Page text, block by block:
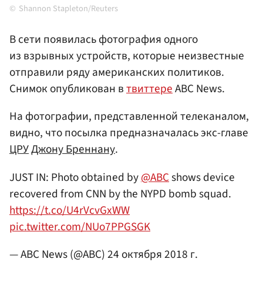
Shannon Stapleton/Reuters
В сети появилась фотография одного
из взрывных устройств, которые неизвестные
отправили ряду американских политиков.
Снимок опубликован втвиттереABC News.
На фотографии, представленной телеканалом,
видно, что посылка предназначалась экс-главе
ЦРУДжону Бреннану.
JUST IN: Photo obtained by@ABCshows device
recovered from CNN by the NYPD bomb squad.
https://t.co/U4rVcvGxWW
pic.twitter.com/NUo7PPGSGK
— ABC News (@ABC)24 октября 2018 г.